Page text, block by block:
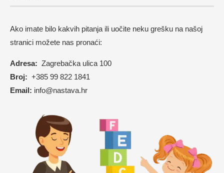
Ako imate bilo kakvih pitanja ili uočite neku grešku na našoj
stranici možete nas pronaći:
Adresa: Zagrebačka ulica 100
Broj: +385 99 822 1841
Email: info@nastava.hr